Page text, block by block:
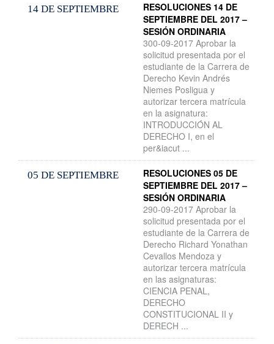
14 DE SEPTIEMBRE
RESOLUCIONES 14 DE
SEPTIEMBRE DEL 2017 –
SESIÓN ORDINARIA
300-09-2017 Aprobar la
solicitud presentada por el
estudiante de la Carrera de
Derecho Kevin Andrés
Niemes Posligua y
autorizar tercera matrícula
en la asignatura:
INTRODUCCIÓN AL
DERECHO I, en el
per&iacut ...
05 DE SEPTIEMBRE
RESOLUCIONES 05 DE
SEPTIEMBRE DEL 2017 –
SESIÓN ORDINARIA
290-09-2017 Aprobar la
solicitud presentada por el
estudiante de la Carrera de
Derecho Richard Yonathan
Cevallos Mendoza y
autorizar tercera matrícula
en las asignaturas:
CIENCIA PENAL,
DERECHO
CONSTITUCIONAL II y
DERECH ...